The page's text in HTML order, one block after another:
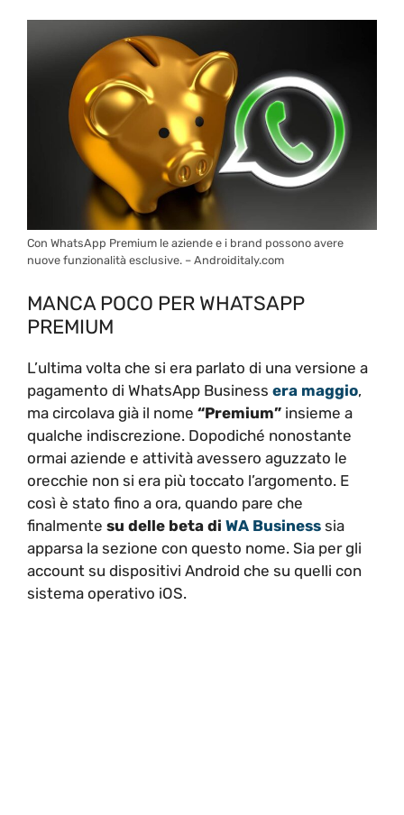
Con WhatsApp Premium le aziende e i brand possono avere
nuove funzionalità esclusive. – Androiditaly.com
MANCA POCO PER WHATSAPP
PREMIUM
L’ultima volta che si era parlato di una versione a
pagamento di WhatsApp Business era maggio,
ma circolava già il nome “Premium” insieme a
qualche indiscrezione. Dopodiché nonostante
ormai aziende e attività avessero aguzzato le
orecchie non si era più toccato l’argomento. E
così è stato fino a ora, quando pare che
finalmente su delle beta di WA Business sia
apparsa la sezione con questo nome. Sia per gli
account su dispositivi Android che su quelli con
sistema operativo iOS.